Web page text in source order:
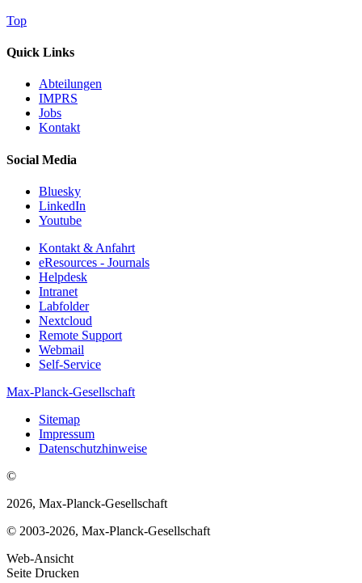
Top
Quick Links
Abteilungen
IMPRS
Jobs
Kontakt
Social Media
Bluesky
LinkedIn
Youtube
Kontakt & Anfahrt
eResources - Journals
Helpdesk
Intranet
Labfolder
Nextcloud
Remote Support
Webmail
Self-Service
Max-Planck-Gesellschaft
Sitemap
Impressum
Datenschutzhinweise
©
2026, Max-Planck-Gesellschaft
© 2003-2026, Max-Planck-Gesellschaft
Web-Ansicht
Seite Drucken